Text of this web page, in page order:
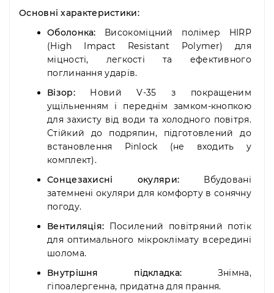
Основні характеристики:
Оболонка: Високоміцний полімер HIRP
(High Impact Resistant Polymer) для
міцності, легкості та ефективного
поглинання ударів.
Візор:Новий V-35 з покращеним
ущільненням і переднім замком-кнопкою
для захисту від води та холодного повітря.
Стійкий до подряпин, підготовлений до
встановлення Pinlock (не входить у
комплект).
Сонцезахисні окуляри: Вбудовані
затемнені окуляри для комфорту в сонячну
погоду.
Вентиляція: Посилений повітряний потік
для оптимального мікроклімату всередині
шолома.
Внутрішня підкладка: Знімна,
гіпоалергенна, придатна для прання.